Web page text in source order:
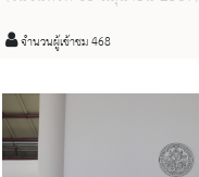
จำนวนผู้เข้าชม 468